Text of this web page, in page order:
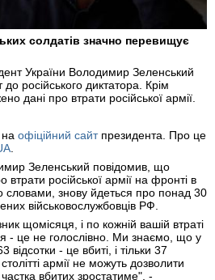
солдатів значно перевищує
України Володимир Зеленський
до російського диктатора. Крім
дані про втрати російської армії.
на офіційний сайтпрезидента. Про це
Зеленський повідомив, що
втрати російської армії на фронті в
словами, знову йдеться про понад 30
військовослужбовців РФ.
щомісяця, і по кожній вашій втраті
- це не голослівно. Ми знаємо, що у
- це вбиті, і тільки 37
армії не можуть дозволити
вбитих зростатиме", -